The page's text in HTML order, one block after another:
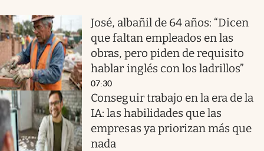
José, albañil de 64 años: “Dicen
que faltan empleados en las
obras, pero piden de requisito
hablar inglés con los ladrillos”
07:30
Conseguir trabajo en la era de la
IA: las habilidades que las
empresas ya priorizan más que
nada